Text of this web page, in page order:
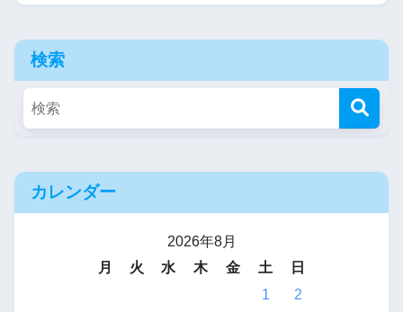
検索
カレンダー
2026年8月
月
火 水 木 金 土
日
1
2